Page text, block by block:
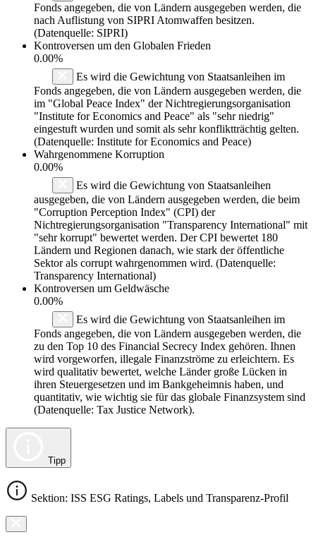
Fonds angegeben, die von Ländern ausgegeben werden, die
nach Auflistung von SIPRI Atomwaffen besitzen.
(Datenquelle: SIPRI)
Kontroversen um den Globalen Frieden
0.00%
Es wird die Gewichtung von Staatsanleihen im
Fonds angegeben, die von Ländern ausgegeben werden, die
im "Global Peace Index" der Nichtregierungsorganisation
"Institute for Economics and Peace" als "sehr niedrig"
eingestuft wurden und somit als sehr konfliktträchtig gelten.
(Datenquelle: Institute for Economics and Peace)
Wahrgenommene Korruption
0.00%
Es wird die Gewichtung von Staatsanleihen
ausgegeben, die von Ländern ausgegeben werden, die beim
"Corruption Perception Index" (CPI) der
Nichtregierungsorganisation "Transparency International" mit
"sehr korrupt" bewertet werden. Der CPI bewertet 180
Ländern und Regionen danach, wie stark der öffentliche
Sektor als corrupt wahrgenommen wird. (Datenquelle:
Transparency International)
Kontroversen um Geldwäsche
0.00%
Es wird die Gewichtung von Staatsanleihen im
Fonds angegeben, die von Ländern ausgegeben werden, die
zu den Top 10 des Financial Secrecy Index gehören. Ihnen
wird vorgeworfen, illegale Finanzströme zu erleichtern. Es
wird qualitativ bewertet, welche Länder große Lücken in
ihren Steuergesetzen und im Bankgeheimnis haben, und
quantitativ, wie wichtig sie für das globale Finanzsystem sind
(Datenquelle: Tax Justice Network).
Tipp
Sektion: ISS ESG Ratings, Labels und Transparenz-Profil